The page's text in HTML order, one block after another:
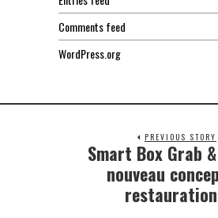
Comments feed
WordPress.org
PREVIOUS STORY
Smart Box Grab
nouveau